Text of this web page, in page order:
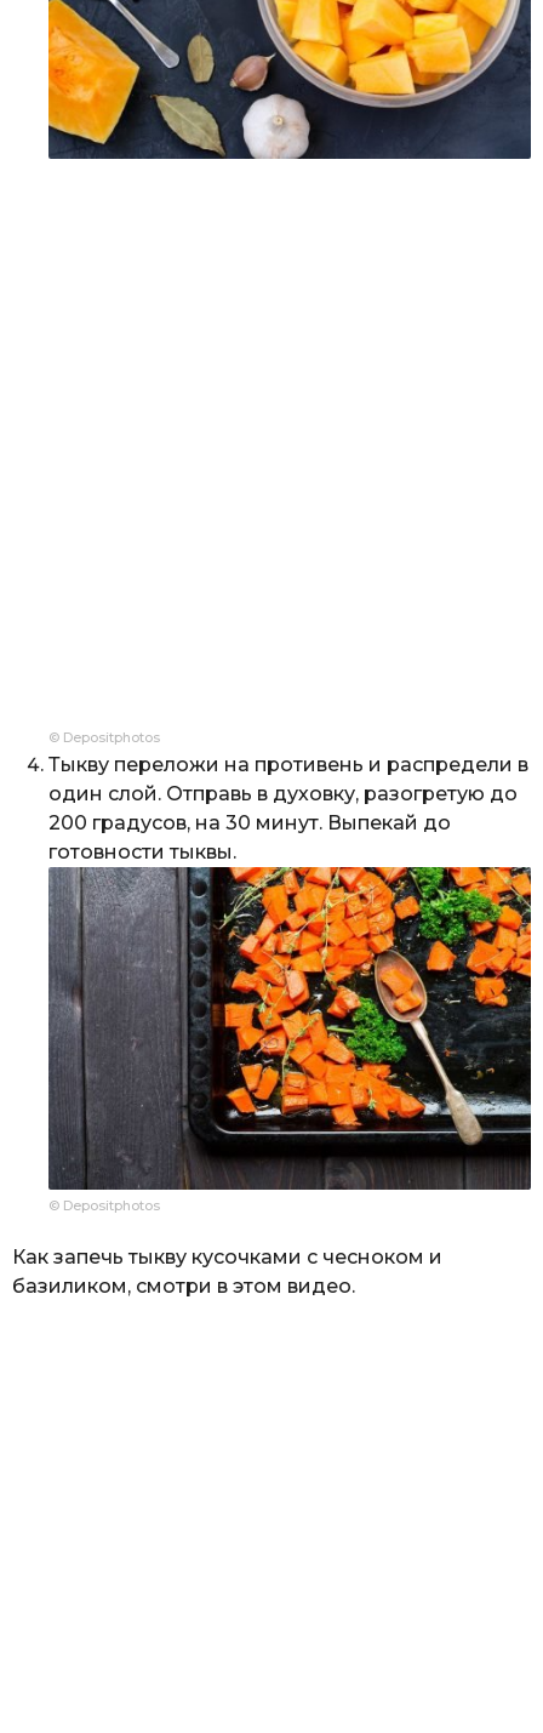
© Depositphotos
Тыкву переложи на противень и распредели в
один слой. Отправь в духовку, разогретую до
200 градусов, на 30 минут. Выпекай до
готовности тыквы.
© Depositphotos
Как запечь тыкву кусочками с чесноком и
базиликом, смотри в этом видео.